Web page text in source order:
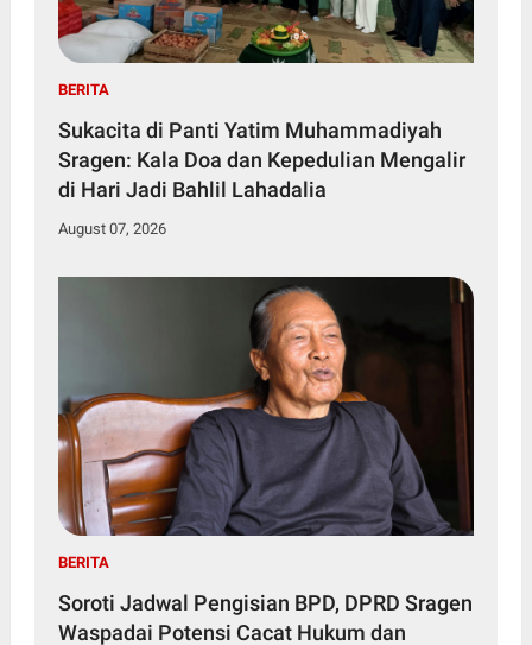
BERITA
Sukacita di Panti Yatim Muhammadiyah
Sragen: Kala Doa dan Kepedulian Mengalir
di Hari Jadi Bahlil Lahadalia
August 07, 2026
BERITA
Soroti Jadwal Pengisian BPD, DPRD Sragen
Waspadai Potensi Cacat Hukum dan